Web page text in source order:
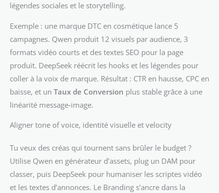
légendes sociales et le storytelling.
Exemple : une marque DTC en cosmétique lance 5
campagnes. Qwen produit 12 visuels par audience, 3
formats vidéo courts et des textes SEO pour la page
produit. DeepSeek réécrit les hooks et les légendes pour
coller à la voix de marque. Résultat : CTR en hausse, CPC en
baisse, et un Taux de Conversion plus stable grâce à une
linéarité message‑image.
Aligner tone of voice, identité visuelle et velocity
Tu veux des créas qui tournent sans brûler le budget ?
Utilise Qwen en générateur d’assets, plug un DAM pour
classer, puis DeepSeek pour humaniser les scriptes vidéo
et les textes d’annonces. Le Branding s’ancre dans la